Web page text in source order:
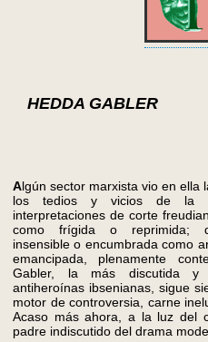
HEDDA GABLER
Algún sector marxista vio en ella
los tedios y vicios de la
interpretaciones de corte
como frígida o reprimida;
insensible o encumbrada como
emancipada, plenamente
Gabler, la más discutida y
antiheroínas ibsenianas, sigue
motor de controversia, carne
Acaso más ahora, a la luz del
padre indiscutido del drama